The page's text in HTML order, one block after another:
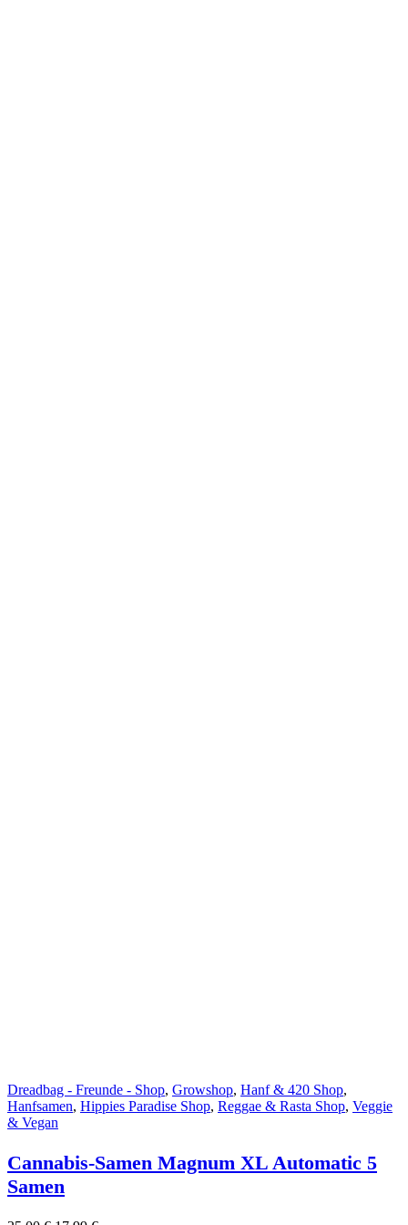
Dreadbag - Freunde - Shop, Growshop, Hanf & 420 Shop,
Hanfsamen, Hippies Paradise Shop, Reggae & Rasta Shop, Veggie
& Vegan
Cannabis-Samen Magnum XL Automatic 5
Samen